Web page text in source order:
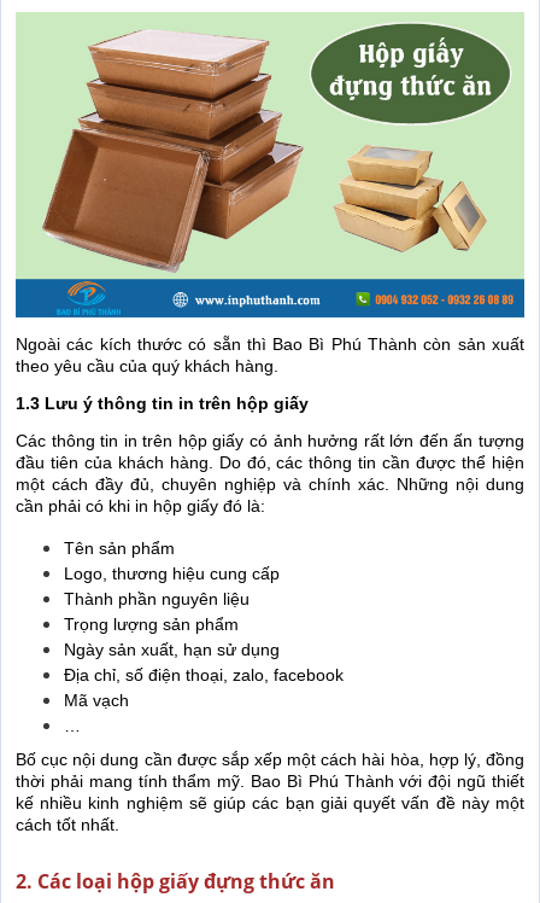
Ngoài các kích thước có sẵn thì Bao Bì Phú Thành còn sản xuất
theo yêu cầu của quý khách hàng.
1.3 Lưu ý thông tin in trên hộp giấy
Các thông tin in trên hộp giấy có ảnh hưởng rất lớn đến ấn tượng
đầu tiên của khách hàng. Do đó, các thông tin cần được thể hiện
một cách đầy đủ, chuyên nghiệp và chính xác. Những nội dung
cần phải có khi in hộp giấy đó là:
Tên sản phẩm
Logo, thương hiệu cung cấp
Thành phần nguyên liệu
Trọng lượng sản phẩm
Ngày sản xuất, hạn sử dụng
Địa chỉ, số điện thoại, zalo, facebook
Mã vạch
Bố cục nội dung cần được sắp xếp một cách hài hòa, hợp lý, đồng
thời phải mang tính thẩm mỹ. Bao Bì Phú Thành với đội ngũ thiết
kế nhiều kinh nghiệm sẽ giúp các bạn giải quyết vấn đề này một
cách tốt nhất.
2. Các loại hộp giấy đựng thức ăn